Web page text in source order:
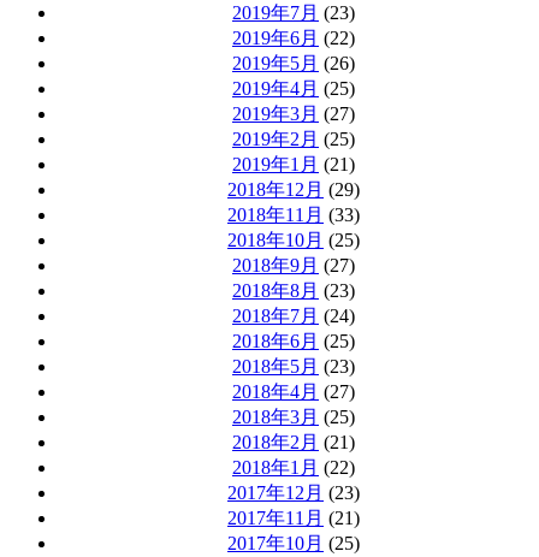
2019年7月 (23)
2019年6月 (22)
2019年5月 (26)
2019年4月 (25)
2019年3月 (27)
2019年2月 (25)
2019年1月 (21)
2018年12月 (29)
2018年11月 (33)
2018年10月 (25)
2018年9月 (27)
2018年8月 (23)
2018年7月 (24)
2018年6月 (25)
2018年5月 (23)
2018年4月 (27)
2018年3月 (25)
2018年2月 (21)
2018年1月 (22)
2017年12月 (23)
2017年11月 (21)
2017年10月 (25)